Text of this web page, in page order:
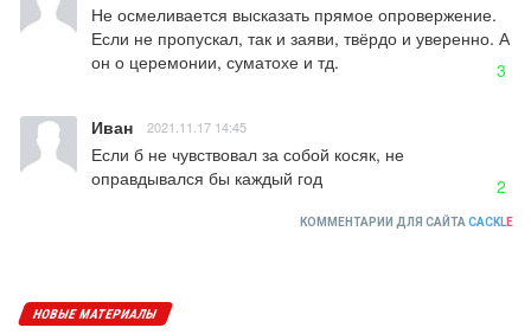
Не осмеливается высказать прямое опровержение.
Если не пропускал, так и заяви, твёрдо и уверенно. А
он о церемонии, суматохе и тд.
3
Иван 2021.11.17 14:45
Если б не чувствовал за собой косяк, не
оправдывался бы каждый год
2
КОММЕНТАРИИ ДЛЯ САЙТА CACKLE
НОВЫЕ МАТЕРИАЛЫ